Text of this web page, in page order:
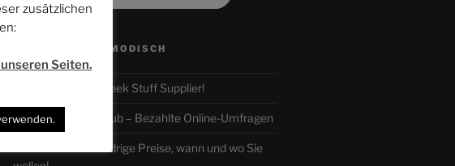
WERBUNG – ALTMODISCH
GetDigital – Your Geek Stuff Supplier!
Der Entscheider-Club – Bezahlte Online-Umfragen
AMAZON.de – Niedrige Preise, wann und wo Sie
zusätzlichen
Seiten.